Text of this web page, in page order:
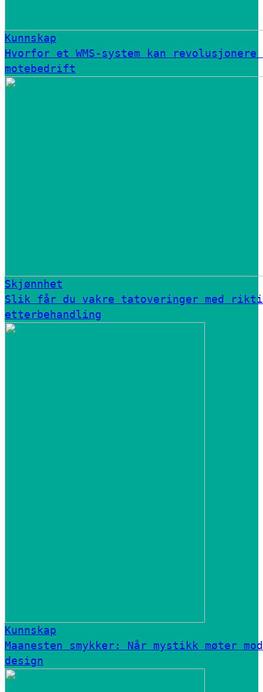
Kunnskap
Hvorfor et WMS-system kan revolusjonere
motebedrift
Skjønnhet
Slik får du vakre tatoveringer med
etterbehandling
Kunnskap
Maanesten smykker: Når mystikk møter
design